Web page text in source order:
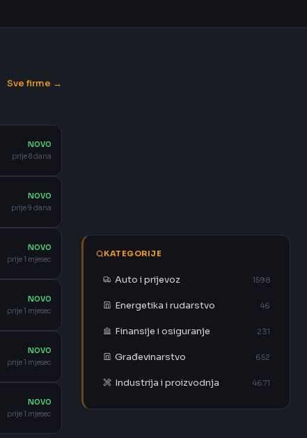
Sve firme →
NOVO
prije 8 dana
NOVO
prije 9 dana
NOVO
prije 1 mjesec
NOVO
prije 1 mjesec
NOVO
prije 1 mjesec
NOVO
prije 1 mjesec
KATEGORIJE
Auto i prijevoz 1598
Energetika i rudarstvo 46
Finansije i osiguranje 231
Građevinarstvo 652
Industrija i proizvodnja 4671